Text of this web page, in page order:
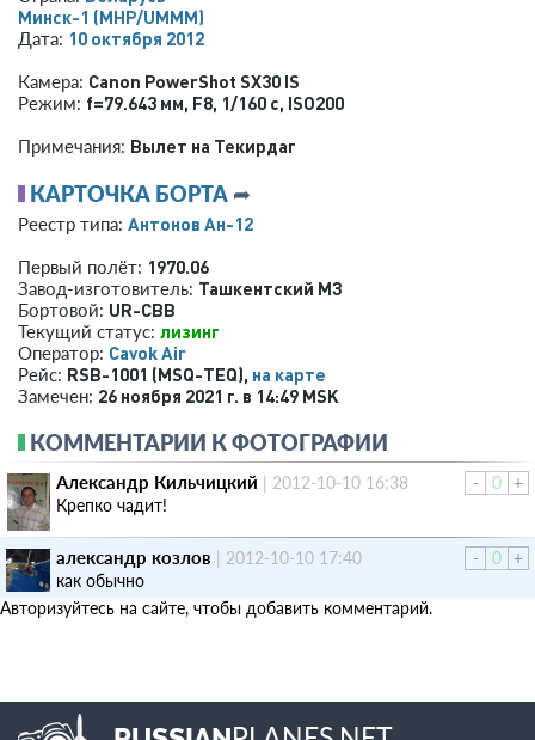
Минск-1 (MHP/UMMM)
Дата: 10 октября 2012
Камера: Canon PowerShot SX30 IS
Режим: f=79.643 мм, F8, 1/160 с, ISO200
Примечания: Вылет на Текирдаг
КАРТОЧКА БОРТА ➦
Реестр типа: Антонов Ан-12
Первый полёт: 1970.06
Завод-изготовитель: Ташкентский МЗ
Бортовой: UR-CBB
Текущий статус: лизинг
Оператор: Cavok Air
Рейс: RSB-1001 (MSQ-TEQ), на карте
Замечен: 26 ноября 2021 г. в 14:49 MSK
КОММЕНТАРИИ К ФОТОГРАФИИ
- 0 +
Александр Кильчицкий | 2012-10-10 16:38
Крепко чадит!
- 0 +
александр козлов | 2012-10-10 17:40
как обычно
Авторизуйтесь на сайте, чтобы добавить комментарий.